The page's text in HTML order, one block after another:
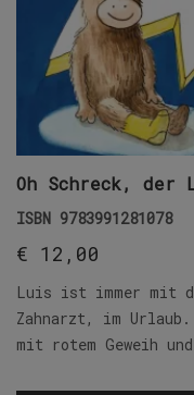
Oh Schreck, der
ISBN 9783991281078
€ 12,00
Luis ist immer mit
Zahnarzt, im
mit rotem Geweih